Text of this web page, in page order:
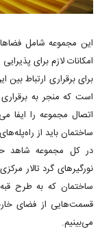
این مجموعه شامل
امکانات لازم برای
برای برقراری ارتباط
است که منجر به
اتصال مجموعه را ایفا
ساختمان باید از
در کل مجموعه شاهد
نورگیرهای گرد تالار
ساختمان که به طرح
قسمت‌هایی از فضای
می‌بینیم.